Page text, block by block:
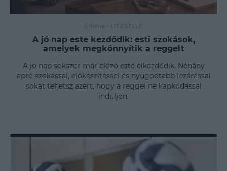
Emma - LIFESTYLE
A jó nap este kezdődik: esti szokások,
amelyek megkönnyítik a reggelt
A jó nap sokszor már előző este elkezdődik. Néhány
apró szokással, előkészítéssel és nyugodtabb lezárással
sokat tehetsz azért, hogy a reggel ne kapkodással
induljon.